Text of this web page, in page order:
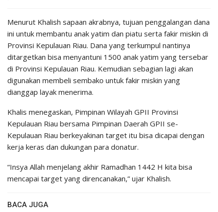
Menurut Khalish sapaan akrabnya, tujuan penggalangan dana
ini untuk membantu anak yatim dan piatu serta fakir miskin di
Provinsi Kepulauan Riau. Dana yang terkumpul nantinya
ditargetkan bisa menyantuni 1500 anak yatim yang tersebar
di Provinsi Kepulauan Riau. Kemudian sebagian lagi akan
digunakan membeli sembako untuk fakir miskin yang
dianggap layak menerima.
Khalis menegaskan, Pimpinan Wilayah GPII Provinsi
Kepulauan Riau bersama Pimpinan Daerah GPII se-
Kepulauan Riau berkeyakinan target itu bisa dicapai dengan
kerja keras dan dukungan para donatur.
“Insya Allah menjelang akhir Ramadhan 1442 H kita bisa
mencapai target yang direncanakan,” ujar Khalish.
BACA JUGA